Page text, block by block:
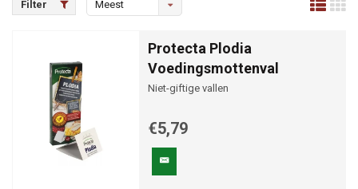
Filter
Meest
Protecta Plodia
Voedingsmottenval
Niet-giftige vallen
€5,79